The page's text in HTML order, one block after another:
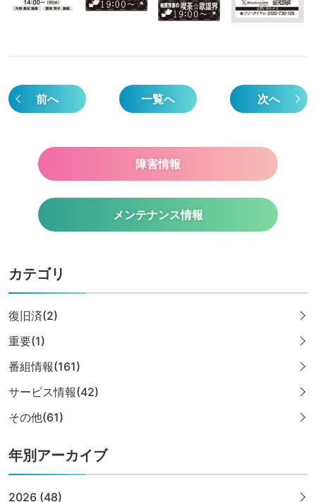
前へ 一覧へ 次へ
障害情報
メンテナンス情報
カテゴリ
復旧済(2)
重要(1)
番組情報(161)
サービス情報(42)
その他(61)
年別アーカイブ
2026 (48)